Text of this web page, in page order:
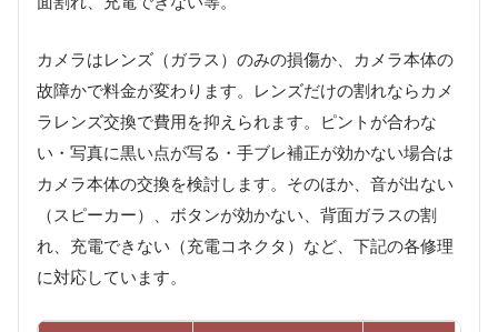
カメラはレンズ（ガラス）のみの損傷か、カメラ本体の
故障かで料金が変わります。レンズだけの割れならカメ
ラレンズ交換で費用を抑えられます。ピントが合わな
い・写真に黒い点が写る・手ブレ補正が効かない場合は
カメラ本体の交換を検討します。そのほか、音が出ない
（スピーカー）、ボタンが効かない、背面ガラスの割
れ、充電できない（充電コネクタ）など、下記の各修理
に対応しています。